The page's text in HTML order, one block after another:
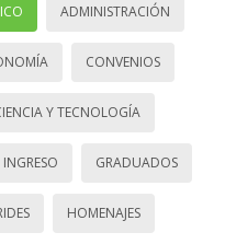
ADMINISTRACIÓN
CONVENIOS
Y TECNOLOGÍA
INGRESO GRADUADOS
HOMENAJES